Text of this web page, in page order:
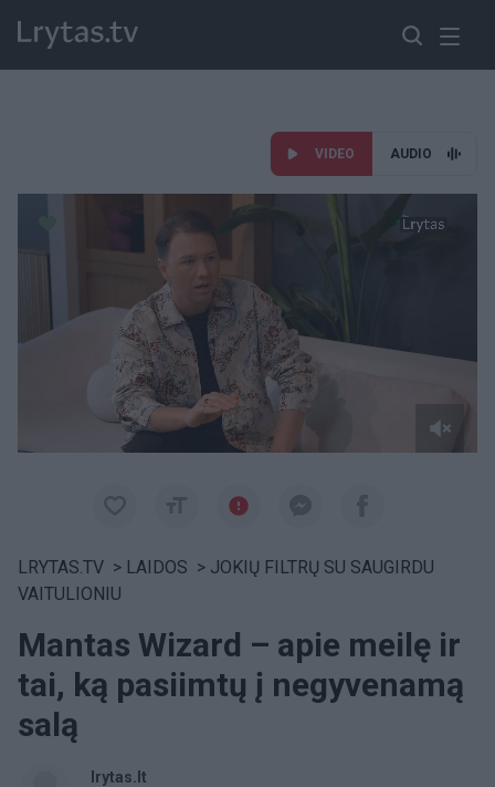
VIDEO AUDIO
LRYTAS.TV > LAIDOS > JOKIŲ FILTRŲ SU SAUGIRDU
VAITULIONIU
Mantas Wizard – apie meilę ir
tai, ką pasiimtų į negyvenamą
salą
lrytas.lt